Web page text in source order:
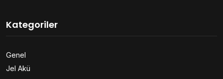
Kategoriler
Genel
Jel Akü